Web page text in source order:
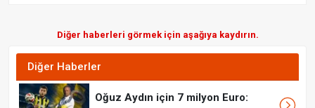
Diğer haberleri görmek için aşağıya kaydırın.
Diğer Haberler
Oğuz Aydın için 7 milyon Euro: